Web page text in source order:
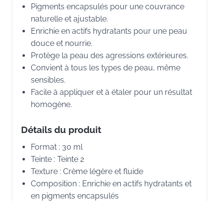
Pigments encapsulés pour une couvrance
naturelle et ajustable.
Enrichie en actifs hydratants pour une peau
douce et nourrie.
Protège la peau des agressions extérieures.
Convient à tous les types de peau, même
sensibles.
Facile à appliquer et à étaler pour un résultat
homogène.
Détails du produit
Format : 30 ml
Teinte : Teinte 2
Texture : Crème légère et fluide
Composition : Enrichie en actifs hydratants et
en pigments encapsulés